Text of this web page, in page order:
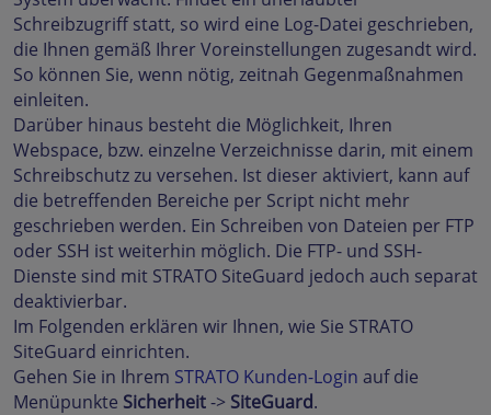
Schreibzugriff statt, so wird eine Log-Datei geschrieben,
die Ihnen gemäß Ihrer Voreinstellungen zugesandt wird.
So können Sie, wenn nötig, zeitnah Gegenmaßnahmen
einleiten.
Darüber hinaus besteht die Möglichkeit, Ihren
Webspace, bzw. einzelne Verzeichnisse darin, mit einem
Schreibschutz zu versehen. Ist dieser aktiviert, kann auf
die betreffenden Bereiche per Script nicht mehr
geschrieben werden. Ein Schreiben von Dateien per FTP
oder SSH ist weiterhin möglich. Die FTP- und SSH-
Dienste sind mit STRATO SiteGuard jedoch auch separat
deaktivierbar.
Im Folgenden erklären wir Ihnen, wie Sie STRATO
SiteGuard einrichten.
Gehen Sie in Ihrem STRATO Kunden-Login auf die
Menüpunkte Sicherheit-> SiteGuard.